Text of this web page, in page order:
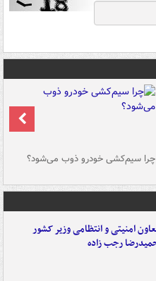
چرا سیم‌کشی خودرو ذوب می‌شود؟
امنیتی و انتظامی وزیر کشور
رجب زاده